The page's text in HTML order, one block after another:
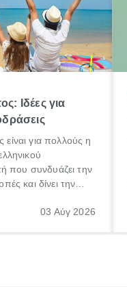
Ιδέες για
για πολλούς η
που συνδυάζει την
και δίνει την
λίγες μέρες
03 Αύγ 2026